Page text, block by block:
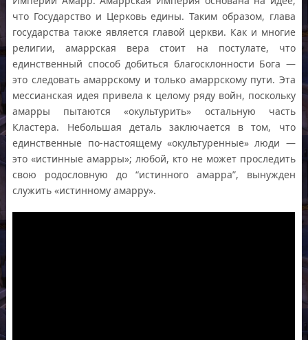
что Государство и Церковь едины. Таким образом, глава
государства также является главой церкви. Как и многие
религии, амаррская вера стоит на постулате, что
единственный способ добиться благосклонности Бога —
это следовать амаррскому и только амаррскому пути. Эта
мессианская идея привела к целому ряду войн, поскольку
амарры пытаются «окультурить» остальную часть
Кластера. Небольшая деталь заключается в том, что
единственные по-настоящему «окультуренные» люди —
это «истинные амарры»; любой, кто не может проследить
свою родословную до “истинного амарра”, вынужден
служить «истинному амарру».